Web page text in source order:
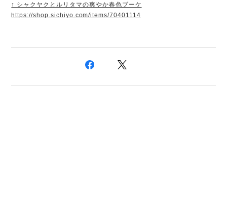
↑ シャクヤクとルリタマの爽やか春色ブーケ
https://shop.sichiyo.com/items/70401114